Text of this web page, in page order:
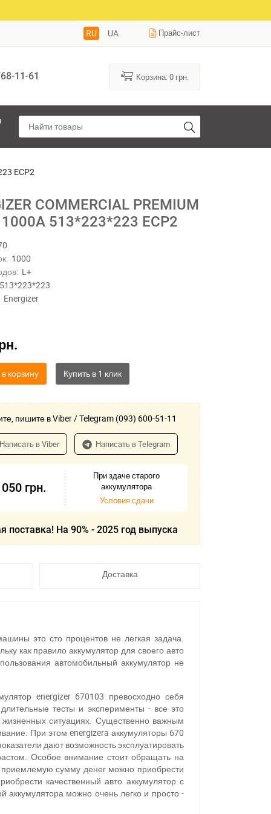
RU UA Прайс-лист
11-61 Корзина:0 грн.
ECP2
COMMERCIAL PREMIUM
513*223*223 ECP2
1000
L+
513*223*223
Energizer
корзину
пишите в Viber / Telegram (093) 600-51-11
в Viber Написать в Telegram
грн.
При здаче старого
аккумулятора
Условия сдачи
поставка! На 90% - 2025 год выпуска
Доставка
это сто процентов не легкая задача.
как правило аккумулятор для своего авто
автомобильный аккумулятор не
energizer 670103 превосходно себя
тесты и эксперименты - все это
ситуациях. Существенно важным
При этом energizera аккумуляторы 670
дают возможность эксплуатировать
Особое внимание стоит обращать на
сумму денег можно приобрести
качественный авто аккумулятор с
аккумулятора можно очень легко и просто -